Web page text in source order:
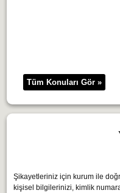
Tüm Konuları Gör »
Şikayetleriniz için kurum ile
kişisel bilgilerinizi, kimlik